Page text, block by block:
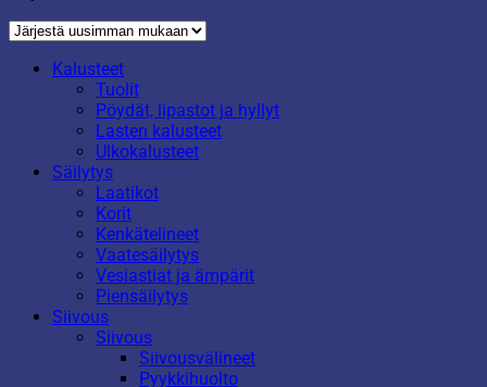
Kalusteet
Tuolit
Pöydät, lipastot ja hyllyt
Lasten kalusteet
Ulkokalusteet
Säilytys
Laatikot
Korit
Kenkätelineet
Vaatesäilytys
Vesiastiat ja ämpärit
Piensäilytys
Siivous
Siivous
Siivousvälineet
Pyykkihuolto